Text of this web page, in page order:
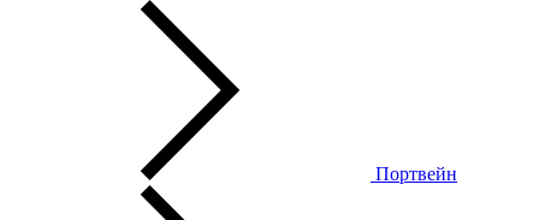
Портвейн